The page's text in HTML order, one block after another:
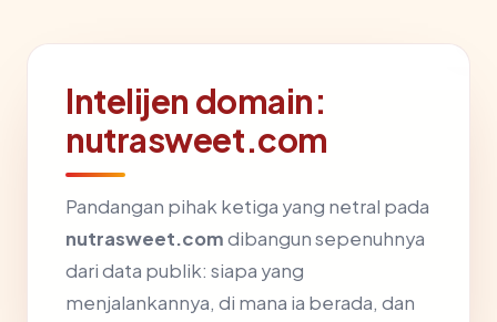
Intelijen domain:
nutrasweet.com
Pandangan pihak ketiga yang netral pada
nutrasweet.comdibangun sepenuhnya
dari data publik: siapa yang
menjalankannya, di mana ia berada, dan